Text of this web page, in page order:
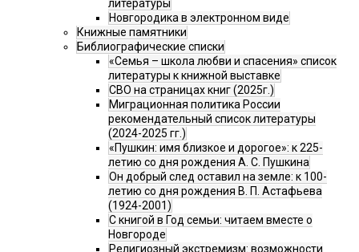
литературы
Новгородика в электронном виде
Книжные памятники
Библиографические списки
«Семья – школа любви и спасения» список
литературы к книжной выставке
СВО на страницах книг (2025г.)
Миграционная политика России
рекомендательный список литературы
(2024-2025 гг.)
«Пушкин: имя близкое и дорогое»: к 225-
летию со дня рождения А. С. Пушкина
Он добрый след оставил на земле: к 100-
летию со дня рождения В. П. Астафьева
(1924-2001)
С книгой в Год семьи: читаем вместе о
Новгороде
Религиозный экстремизм: возможности